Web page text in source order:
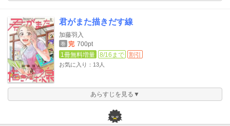
君がまた描きだす線
加藤羽入
巻 完 700pt
1冊無料増量
8/16まで 割引
お気に入り：13人
あらすじを見る▼